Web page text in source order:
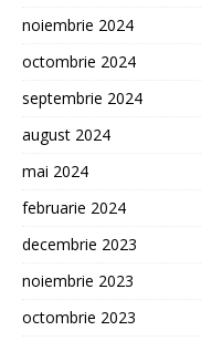
noiembrie 2024
octombrie 2024
septembrie 2024
august 2024
mai 2024
februarie 2024
decembrie 2023
noiembrie 2023
octombrie 2023